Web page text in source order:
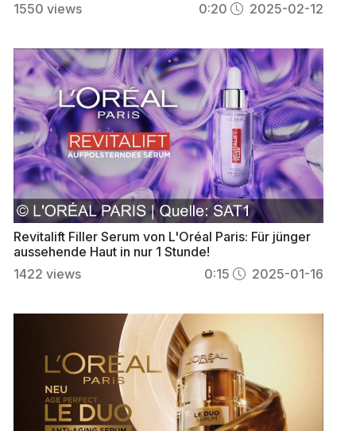
1550 views 0:20 2025-02-12
Revitalift Filler Serum von L'Oréal Paris: Für jünger
aussehende Haut in nur 1 Stunde!
1422 views 0:15 2025-01-16